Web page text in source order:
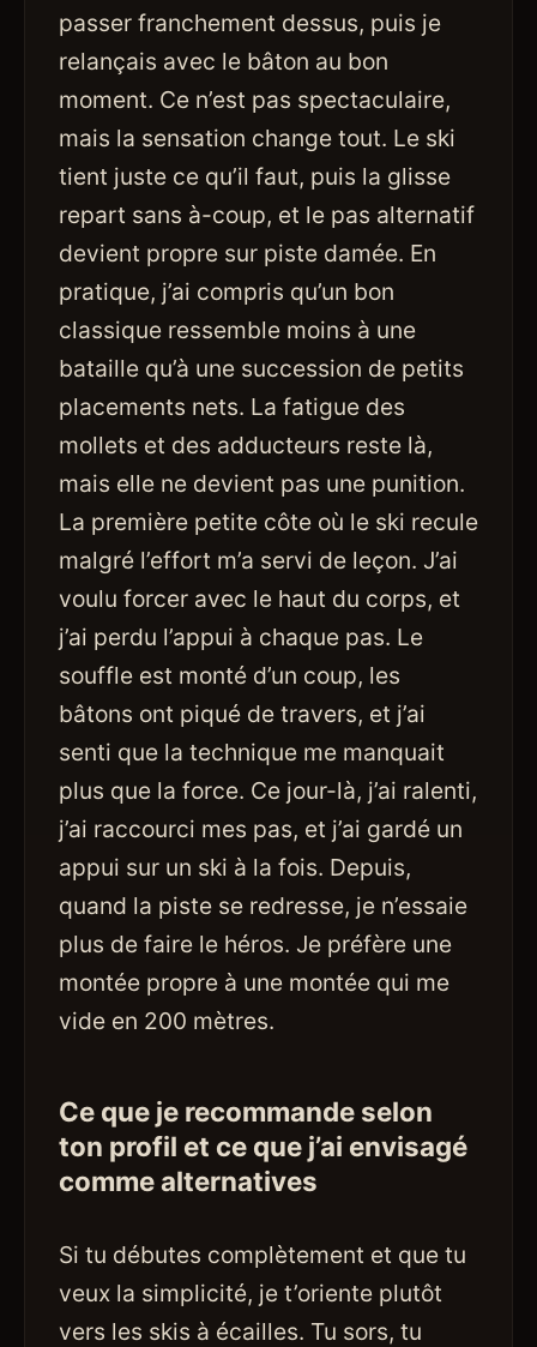
passer franchement dessus, puis je
relançais avec le bâton au bon
moment. Ce n’est pas spectaculaire,
mais la sensation change tout. Le ski
tient juste ce qu’il faut, puis la glisse
repart sans à-coup, et le pas alternatif
devient propre sur piste damée. En
pratique, j’ai compris qu’un bon
classique ressemble moins à une
bataille qu’à une succession de petits
placements nets. La fatigue des
mollets et des adducteurs reste là,
mais elle ne devient pas une punition.
La première petite côte où le ski recule
malgré l’effort m’a servi de leçon. J’ai
voulu forcer avec le haut du corps, et
j’ai perdu l’appui à chaque pas. Le
souffle est monté d’un coup, les
bâtons ont piqué de travers, et j’ai
senti que la technique me manquait
plus que la force. Ce jour-là, j’ai ralenti,
j’ai raccourci mes pas, et j’ai gardé un
appui sur un ski à la fois. Depuis,
quand la piste se redresse, je n’essaie
plus de faire le héros. Je préfère une
montée propre à une montée qui me
vide en 200 mètres.
Ce que je recommande selon
ton profil et ce que j’ai envisagé
comme alternatives
Si tu débutes complètement et que tu
veux la simplicité, je t’oriente plutôt
vers les skis à écailles. Tu sors, tu